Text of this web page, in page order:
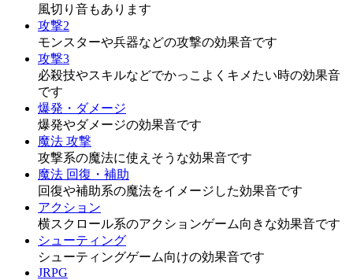
風切り音もあります
攻撃2
モンスターや兵器などの攻撃の効果音です
攻撃3
必殺技やスキルなどでかっこよくキメたい時の効果音
です
爆発・ダメージ
爆発やダメージの効果音です
魔法 攻撃
攻撃系の魔法に使えそうな効果音です
魔法 回復・補助
回復や補助系の魔法をイメージした効果音です
アクション
横スクロール系のアクションゲーム向きな効果音です
シューティング
シューティングゲーム向けの効果音です
JRPG